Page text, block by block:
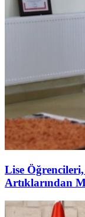
Lise
Artıklarından